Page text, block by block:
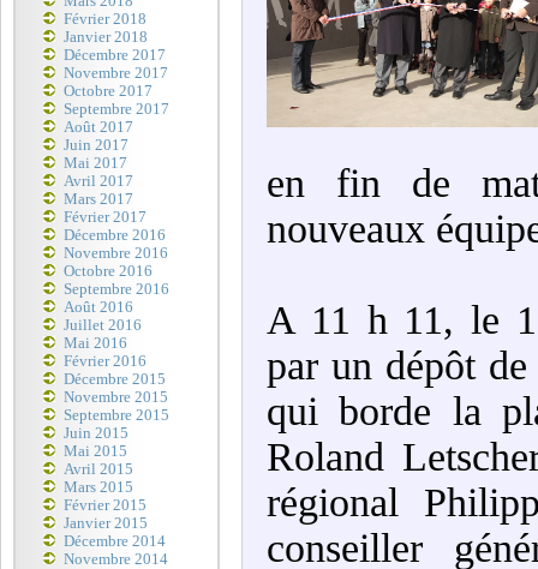
Février 2018
Janvier 2018
Décembre 2017
Novembre 2017
Octobre 2017
Septembre 2017
Août 2017
Juin 2017
Mai 2017
Avril 2017
Mars 2017
Février 2017
Décembre 2016
Novembre 2016
Octobre 2016
Septembre 2016
Août 2016
Juillet 2016
Mai 2016
Février 2016
Décembre 2015
Novembre 2015
Septembre 2015
Juin 2015
Mai 2015
Avril 2015
Mars 2015
Février 2015
Janvier 2015
Décembre 2014
Novembre 2014
en fin de
nouveaux
A 11 h 11, le
par un dépôt
qui borde la
Roland
régional
conseiller